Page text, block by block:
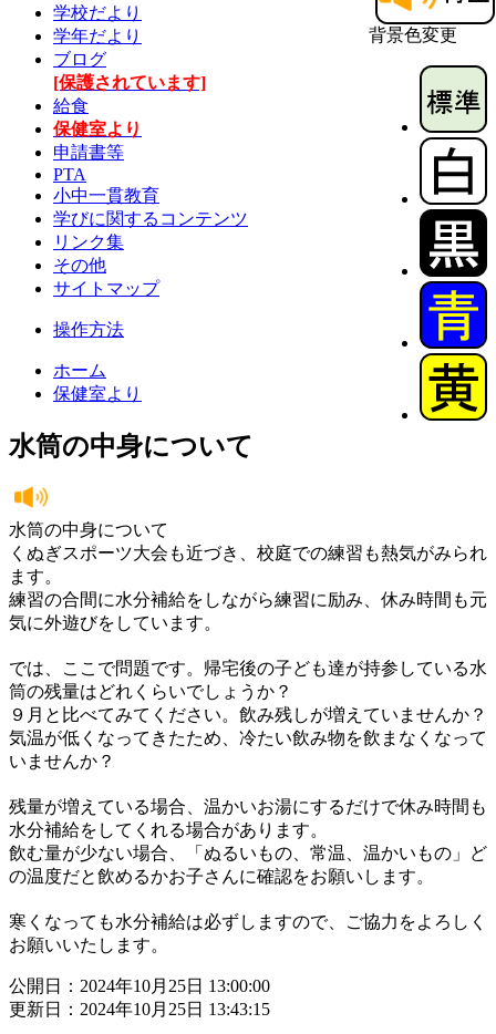
背景色変更
学校だより
学年だより
ブログ
[保護されています]
給食
保健室より
申請書等
PTA
小中一貫教育
学びに関するコンテンツ
リンク集
その他
サイトマップ
操作方法
ホーム
保健室より
水筒の中身について
水筒の中身について
くぬぎスポーツ大会も近づき、校庭での練習も熱気がみられ
ます。
練習の合間に水分補給をしながら練習に励み、休み時間も元
気に外遊びをしています。
では、ここで問題です。帰宅後の子ども達が持参している水
筒の残量はどれくらいでしょうか？
９月と比べてみてください。飲み残しが増えていませんか？
気温が低くなってきたため、冷たい飲み物を飲まなくなって
いませんか？
残量が増えている場合、温かいお湯にするだけで休み時間も
水分補給をしてくれる場合があります。
飲む量が少ない場合、「ぬるいもの、常温、温かいもの」ど
の温度だと飲めるかお子さんに確認をお願いします。
寒くなっても水分補給は必ずしますので、ご協力をよろしく
お願いいたします。
公開日：2024年10月25日 13:00:00
更新日：2024年10月25日 13:43:15